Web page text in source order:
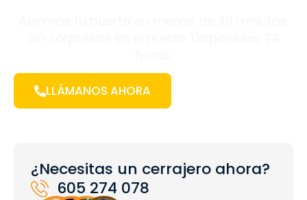
LLÁMANOS AHORA
¿Necesitas un cerrajero ahora?
605 274 078